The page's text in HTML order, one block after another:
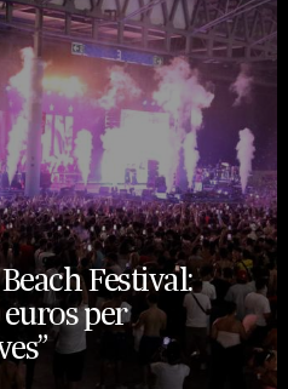
Festival:
per